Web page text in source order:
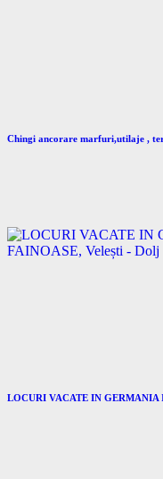
Chingi ancorare marfuri,utilaje ,
LOCURI VACATE IN GERMANIA